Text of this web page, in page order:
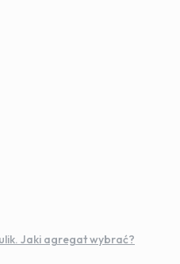
Jaki agregat wybrać?